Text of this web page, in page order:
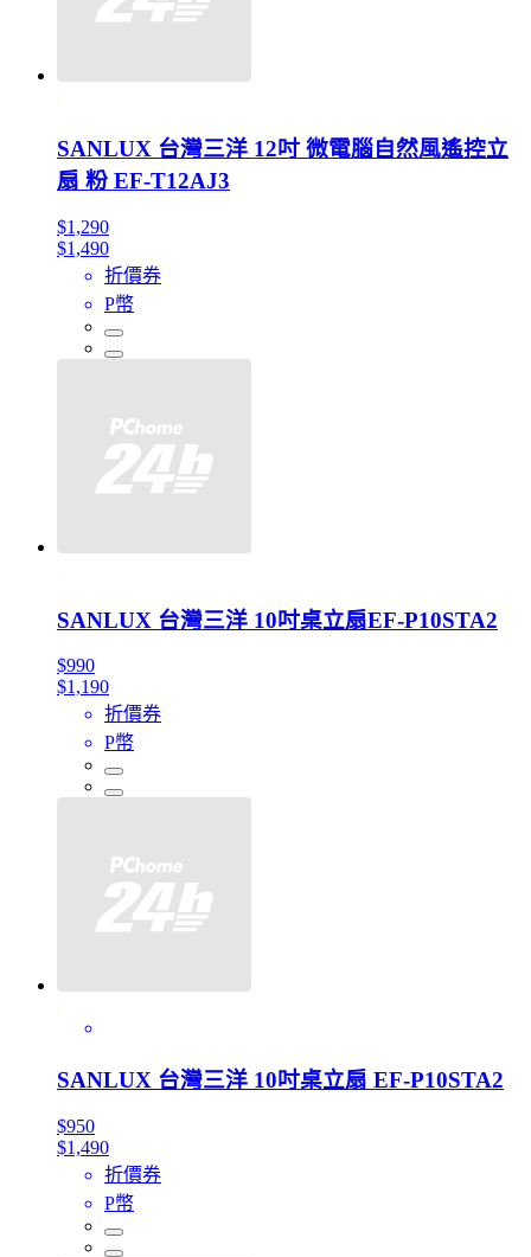
SANLUX 台灣三洋 12吋 微電腦自然風遙控立
扇 粉 EF-T12AJ3
$1,290
$1,490
折價券
P幣
SANLUX 台灣三洋 10吋桌立扇EF-P10STA2
$990
$1,190
折價券
P幣
SANLUX 台灣三洋 10吋桌立扇 EF-P10STA2
$950
$1,490
折價券
P幣